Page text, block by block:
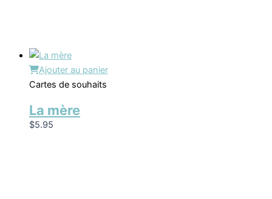
Ajouter au panier
Cartes de souhaits
La mère
$5.95